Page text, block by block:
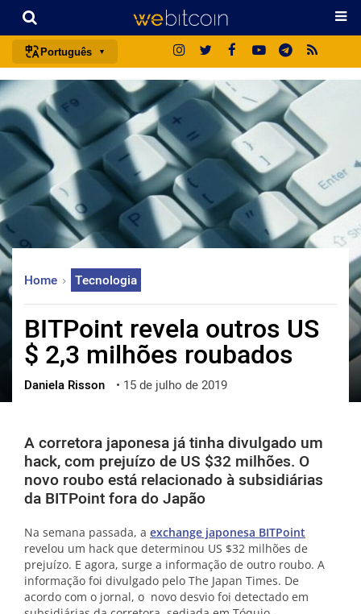
Português
português (BR)
english
español
français
italiano
deutsch
日本語
русский
العربية
ไทย
ქართული
Home Tecnologia
BITPoint revela outros US
$ 2,3 milhões roubados
Daniela Risson • 15 de julho de 2019
A corretora japonesa já tinha divulgado um
hack, com prejuízo de US $32 milhões. O
novo roubo está relacionado à subsidiárias
da BITPoint fora do Japão
Na semana passada, a exchange japonesa BITPoint
revelou um hack que determinou US $32 milhões de
prejuízo. E agora, surge a informação de outro roubo. A
informação foi divulgado pelo The Japan Times. De
acordo com o jornal, o novo desvio foi detectado em